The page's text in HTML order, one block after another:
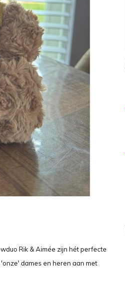
Rik & Aimée zijn hét perfecte
dames en heren aan met